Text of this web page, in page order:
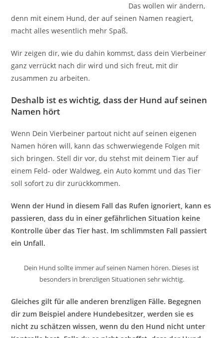
Das wollen wir ändern,
denn mit einem Hund, der auf seinen Namen reagiert,
macht alles wesentlich mehr Spaß.
Wir zeigen dir, wie du dahin kommst, dass dein Vierbeiner
ganz verrückt nach dir wird und sich freut, mit dir
zusammen zu arbeiten.
Deshalb ist es wichtig, dass der Hund auf seinen
Namen hört
Wenn Dein Vierbeiner partout nicht auf seinen eigenen
Namen hören will, kann das schwerwiegende Folgen mit
sich bringen. Stell dir vor, du stehst mit deinem Tier auf
einem Feld- oder Waldweg, ein Auto kommt und das Tier
soll sofort zu dir zurückkommen.
Wenn der Hund in diesem Fall das Rufen ignoriert, kann es
passieren, dass du in einer gefährlichen Situation keine
Kontrolle über das Tier hast. Im schlimmsten Fall passiert
ein Unfall.
Dein Hund sollte immer auf seinen Namen hören. Dieses ist
besonders in brenzligen Situationen sehr wichtig.
Gleiches gilt für alle anderen brenzligen Fälle. Begegnen
dir zum Beispiel andere Hundebesitzer, werden sie es
nicht zu schätzen wissen, wenn du den Hund nicht unter